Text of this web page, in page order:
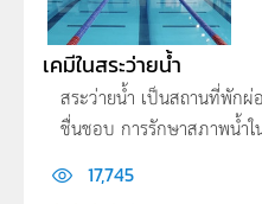
เคมีในสระว่ายน้ำ
สระว่ายน้ำ เป็นสถานที่พัก
ชื่นชอบ การรักษาสภาพน้ำใ
17,745